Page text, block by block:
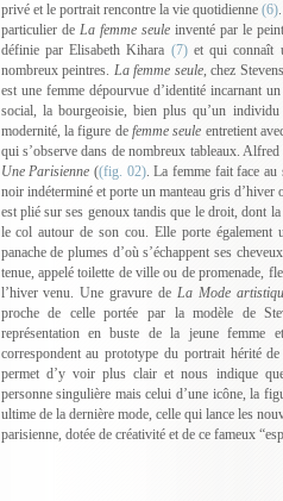
privé et le portrait rencontre la vie quotidienne(6)
particulier de La femme seuleinventé par le
définie par Elisabeth Kihara (7)et qui connaît
nombreux peintres. La femme seule, chez
est une femme dépourvue d’identité incarnant
social, la bourgeoisie, bien plus qu’un
modernité, la figure de femme seule entretient
qui s’observe dans de nombreux tableaux.
Une Parisienne ((fig. 02). La femme fait face au
noir indéterminé et porte un manteau gris d’hiver
est plié sur ses genoux tandis que le droit, dont
le col autour de son cou. Elle porte également
panache de plumes d’où s’échappent ses
tenue, appelé toilette de ville ou de promenade,
l’hiver venu. Une gravure deLa Mode
proche de celle portée par la modèle de
représentation en buste de la jeune femme
correspondent au prototype du portrait hérité de
permet d’y voir plus clair et nous indique
personne singulière mais celui d’une icône, la
ultime de la dernière mode, celle qui lance les
parisienne, dotée de créativité et de ce fameux